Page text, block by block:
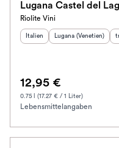
Lugana Castel del
Riolite Vini
Herkunftsland:
Italien Herkunftsregion:
Lugana (Venetien)
12,95 €
0.75 l (17.27 € / 1 Liter)
Lebensmittelangaben